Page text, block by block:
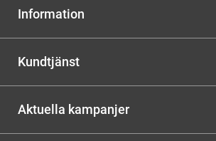
Information
Kundtjänst
Aktuella kampanjer